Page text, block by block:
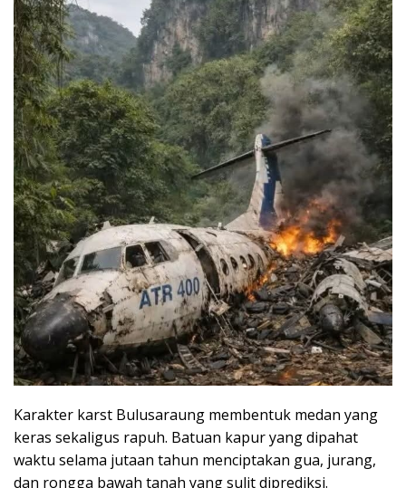
Karakter karst Bulusaraung membentuk medan yang
keras sekaligus rapuh. Batuan kapur yang dipahat
waktu selama jutaan tahun menciptakan gua, jurang,
dan rongga bawah tanah yang sulit diprediksi.